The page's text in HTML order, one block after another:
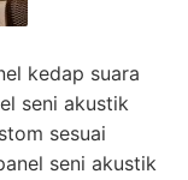
kedap suara
seni akustik
sesuai
seni akustik